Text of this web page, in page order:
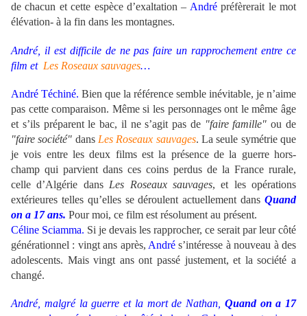
de chacun et cette espèce d’exaltation – Andrépréfèrerait le mot
élévation- à la fin dans les montagnes.
André, il est difficile de ne pas faire un rapprochement entre ce
film et Les Roseaux sauvages…
André Téchiné. Bien que la référence semble inévitable, je n’aime
pas cette comparaison. Même si les personnages ont le même âge
et s’ils préparent le bac, il ne s’agit pas de "faire famille" ou de
"faire société" dans Les Roseaux sauvages. La seule symétrie que
je vois entre les deux films est la présence de la guerre hors-
champ qui parvient dans ces coins perdus de la France rurale,
celle d’Algérie dans Les Roseaux sauvages, et les opérations
extérieures telles qu’elles se déroulent actuellement dans Quand
on a 17 ans. Pour moi, ce film est résolument au présent.
Céline Sciamma. Si je devais les rapprocher, ce serait par leur côté
générationnel : vingt ans après, Andrés’intéresse à nouveau à des
adolescents. Mais vingt ans ont passé justement, et la société a
changé.
André, malgré la guerre et la mort de Nathan, Quand on a 17